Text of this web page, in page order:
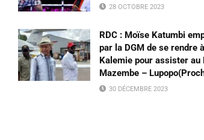
28 OCTOBRE 2023
RDC : Moïse Katumbi
par la DGM de se rendre à
Kalemie pour assister au
Mazembe –
30 DÉCEMBRE 2023